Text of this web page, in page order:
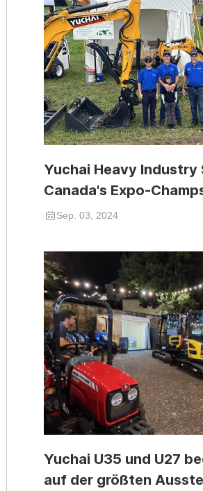
Yuchai Heavy Industry
Canada's Expo-
Significant Success
Sep. 03, 2024
Yuchai U35 und U27
auf der größten